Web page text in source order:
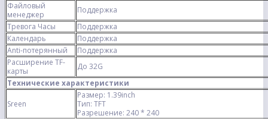
Файловый
менеджер
Поддержка
Тревога Часы
Поддержка
Календарь
Поддержка
Anti-потерянный
Поддержка
Расширение TF-
карты
До 32G
Технические характеристики
Sreen
Размер: 1.39inch
Тип: TFT
Разрешение: 240 * 240